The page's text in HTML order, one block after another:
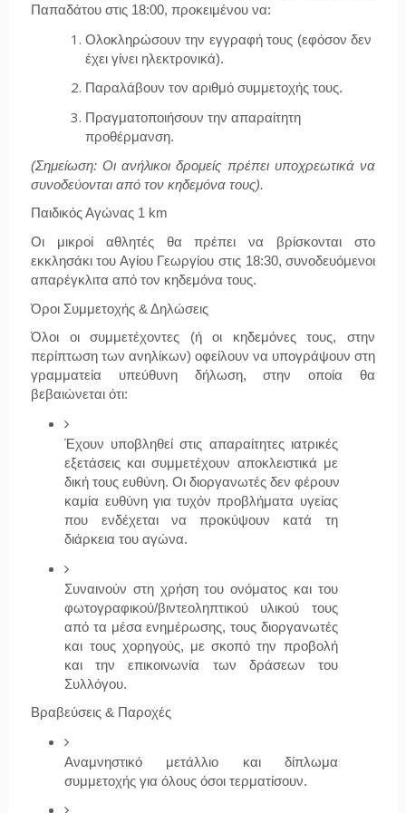
Παπαδάτου στις 18:00, προκειμένου να:
Ολοκληρώσουν την εγγραφή τους (εφόσον δεν
έχει γίνει ηλεκτρονικά).
Παραλάβουν τον αριθμό συμμετοχής τους.
Πραγματοποιήσουν την απαραίτητη
προθέρμανση.
(Σημείωση: Οι ανήλικοι δρομείς πρέπει υποχρεωτικά να
συνοδεύονται από τον κηδεμόνα τους).
Παιδικός Αγώνας 1 km
Οι μικροί αθλητές θα πρέπει να βρίσκονται στο
εκκλησάκι του Αγίου Γεωργίου στις 18:30, συνοδευόμενοι
απαρέγκλιτα από τον κηδεμόνα τους.
Όροι Συμμετοχής & Δηλώσεις
Όλοι οι συμμετέχοντες (ή οι κηδεμόνες τους, στην
περίπτωση των ανηλίκων) οφείλουν να υπογράψουν στη
γραμματεία υπεύθυνη δήλωση, στην οποία θα
βεβαιώνεται ότι:
Έχουν υποβληθεί στις απαραίτητες ιατρικές
εξετάσεις και συμμετέχουν αποκλειστικά με
δική τους ευθύνη. Οι διοργανωτές δεν φέρουν
καμία ευθύνη για τυχόν προβλήματα υγείας
που ενδέχεται να προκύψουν κατά τη
διάρκεια του αγώνα.
Συναινούν στη χρήση του ονόματος και του
φωτογραφικού/βιντεοληπτικού υλικού τους
από τα μέσα ενημέρωσης, τους διοργανωτές
και τους χορηγούς, με σκοπό την προβολή
και την επικοινωνία των δράσεων του
Συλλόγου.
Βραβεύσεις & Παροχές
Αναμνηστικό μετάλλιο και δίπλωμα
συμμετοχής για όλους όσοι τερματίσουν.